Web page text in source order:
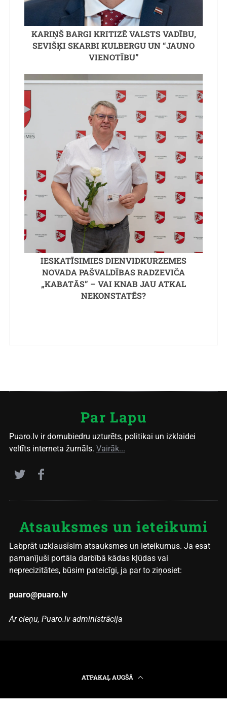
KARIŅŠ BARGI KRITIZĒ VALSTS VADĪBU,
SEVIŠĶI SKARBI KULBERGU UN “JAUNO
VIENOTĪBU”
IESKATĪSIMIES DIENVIDKURZEMES
NOVADA PAŠVALDĪBAS RADZEVIČA
„KABATĀS” – VAI KNAB JAU ATKAL
NEKONSTATĒS?
Par Lapu
Puaro.lv ir domubiedru uzturēts, politikai un izklaidei
veltīts interneta žurnāls. Vairāk...
Atsauksmes un ieteikumi
Labprāt uzklausīsim atsauksmes un ieteikumus. Ja esat
pamanījuši portāla darbībā kādas kļūdas vai
neprecizitātes, būsim pateicīgi, ja par to ziņosiet:
puaro@puaro.lv
Ar cieņu, Puaro.lv administrācija
ATPAKAĻ AUGŠĀ